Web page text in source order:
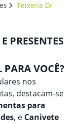
Teixeira De
PRESENTES
PARA VOCÊ?
nos
destacam-se
para
, e Canivete